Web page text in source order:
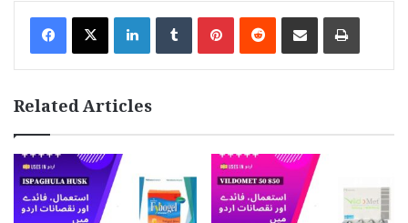
LinkedInTumblrPinterestReddit Share via Email Print
Related Articles